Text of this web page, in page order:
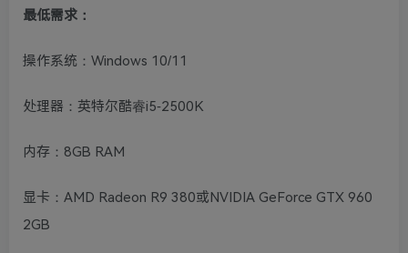
最低需求：
操作系统：Windows 10/11
处理器：英特尔酷睿i5-2500K
内存：8GB RAM
显卡：AMD Radeon R9 380或NVIDIA GeForce GTX 960
2GB